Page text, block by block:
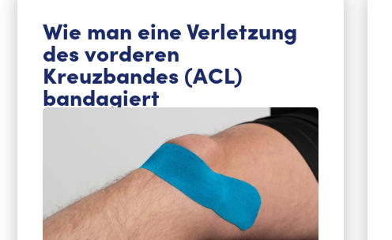
Wie man eine Verletzung
des vorderen
Kreuzbandes (ACL)
bandagiert